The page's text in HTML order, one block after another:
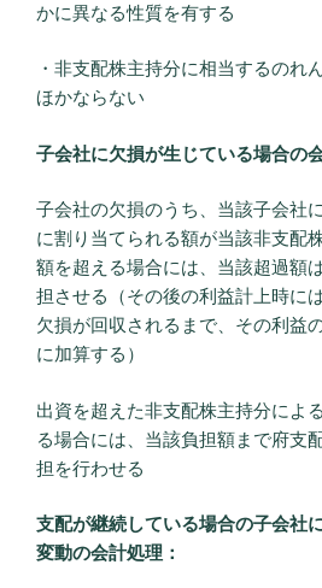
かに異なる性質を有する
・非支配株主持分に相当するのれ
ほかならない
子会社に欠損が生じている場合の
子会社の欠損のうち、当該子会社
に割り当てられる額が当該非支配
額を超える場合には、当該超過額
担させる（その後の利益計上時に
欠損が回収されるまで、その利益
に加算する）
出資を超えた非支配株主持分によ
る場合には、当該負担額まで府支
担を行わせる
支配が継続している場合の子会社
変動の会計処理：